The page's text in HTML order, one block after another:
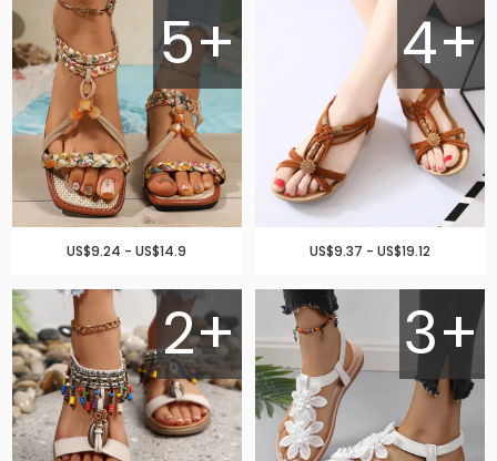
5+
US$9.24 - US$14.9
4+
US$9.37 - US$19.12
2+ 3+